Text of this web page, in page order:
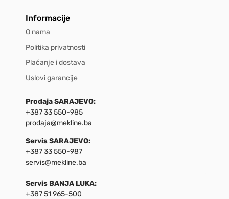
Informacije
O nama
Politika privatnosti
Plaćanje i dostava
Uslovi garancije
Prodaja SARAJEVO:
+387 33 550-985
prodaja@mekline.ba
Servis SARAJEVO:
+387 33 550-987
servis@mekline.ba
Servis BANJA LUKA:
+387 51 965-500